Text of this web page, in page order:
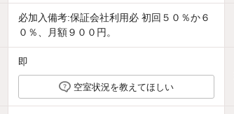
必加入備考:保証会社利用必 初回５０％か６
０％、月額９００円。
即
空室状況を教えてほしい